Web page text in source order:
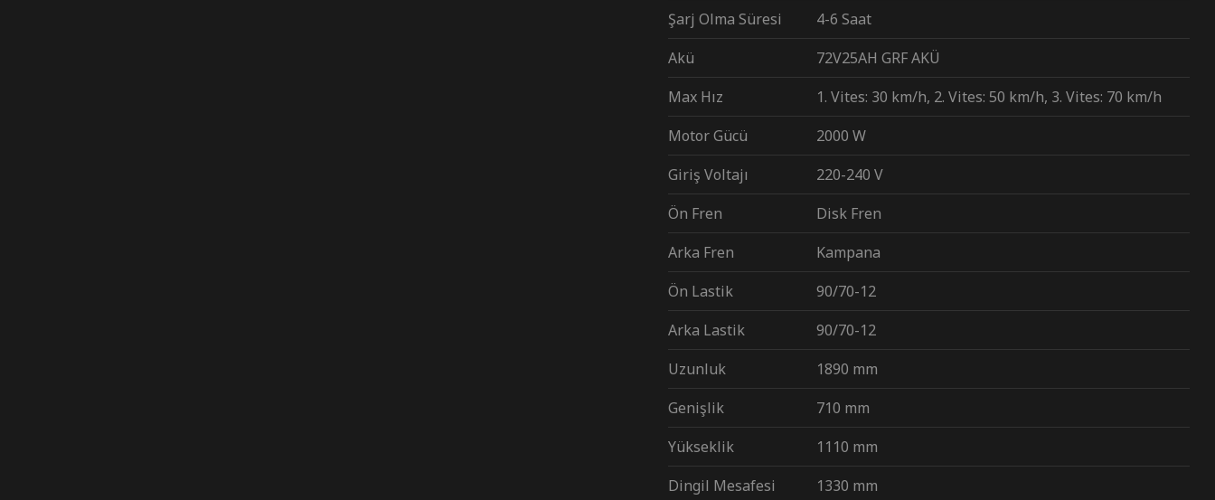
Şarj Olma Süresi
4-6 Saat
Akü
72V25AH GRF AKÜ
Max Hız
1. Vites: 30 km/h, 2. Vites: 50 km/h, 3. Vites: 70 km/h
Motor Gücü
2000 W
Giriş Voltajı
220-240 V
Ön Fren
Disk Fren
Arka Fren
Kampana
Ön Lastik
90/70-12
Arka Lastik
90/70-12
Uzunluk
1890 mm
Genişlik
710 mm
Yükseklik
1110 mm
Dingil Mesafesi
1330 mm